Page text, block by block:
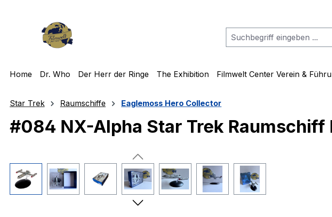
Home Dr. Who Der Herr der Ringe The Exhibition Filmwelt Center Verein &
Star Trek Raumschiffe Eaglemoss Hero Collector
#084 NX-Alpha Star Trek Raumschiff